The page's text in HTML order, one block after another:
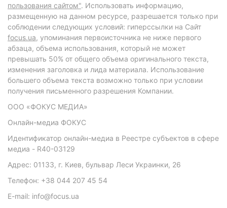
пользования сайтом". Использовать информацию,
размещенную на данном ресурсе, разрешается только при
соблюдении следующих условий: гиперссылки на Сайт
focus.ua, упоминания первоисточника не ниже первого
абзаца, объема использования, который не может
превышать 50% от общего объема оригинального текста,
изменения заголовка и лида материала. Использование
большего объема текста возможно только при условии
получения письменного разрешения Компании.
ООО «ФОКУС МЕДИА»
Онлайн-медиа ФОКУС
Идентификатор онлайн-медиа в Реестре субъектов в сфере
медиа - R40-03129
Адрес: 01133, г. Киев, бульвар Леси Украинки, 26
Телефон: +38 044 207 45 54
E-mail: info@focus.ua